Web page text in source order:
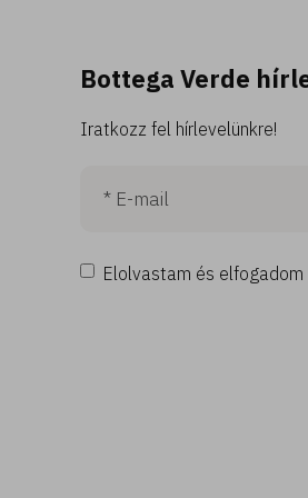
Bottega Verde
Iratkozz fel hírlevelünkre!
Elolvastam és elfogadom